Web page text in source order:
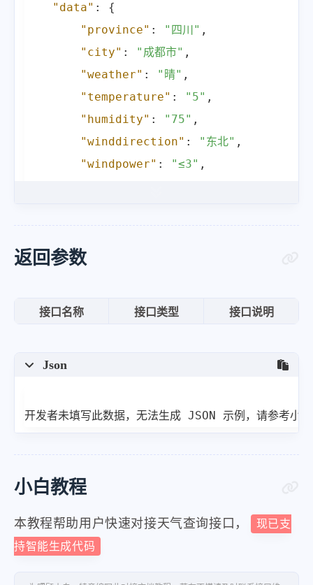
"data" :
{
"province" : "四川" ,
"city" : "成都市" ,
"weather" : "晴" ,
"temperature" : "5" ,
"humidity" : "75" ,
"winddirection" : "东北" ,
"windpower" : "≤3" ,
返回参数
接口名称 接口类型 接口说明
Json
开发者未填写此数据，无法生成 JSON 示例，请参考小
小白教程
本教程帮助用户快速对接天气查询接口，
现已支
持智能生成代码